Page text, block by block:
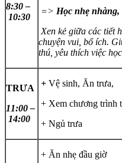
8:30 –
10:30
=> Học nhẹ
Xen kẻ giữa các tiết
chuyện vui, bổ ích.
thú, yêu thích việc
TRƯA
11:00 –
14:00
+ Vệ sinh, Ăn trưa,
+ Xem chương trình
+ Ngủ trưa
+ Ăn nhẹ đầu giờ